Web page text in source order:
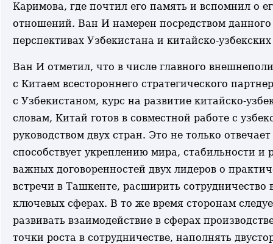
Каримова, где почтил его память и вспомнил о
отношений. Ван И намерен посредством
перспективах Узбекистана и китайско-
Ван И отметил, что в числе главного
с Китаем всестороннего стратегического
с Узбекистаном, курс на развитие китайско-
словам, Китай готов в совместной работе с
руководством двух стран. Это не только
способствует укреплению мира, стабильности
важных договоренностей двух лидеров о
встречи в Ташкенте, расширить сотрудничество
ключевых сферах. В то же время сторонам
развивать взаимодействие в сферах
точки роста в сотрудничестве, наполнять